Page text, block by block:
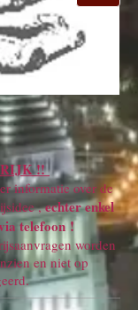
!!
informatie over de
,echter enkel
telefoon !
worden
en niet op